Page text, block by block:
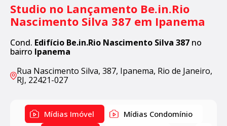
Studio no Lançamento Be.in.Rio
Nascimento Silva 387 em Ipanema
Cond. Edifício Be.in.Rio Nascimento Silva 387 no
bairro Ipanema
Rua Nascimento Silva, 387, Ipanema, Rio de Janeiro,
RJ, 22421-027
Mídias Imóvel
Mídias Condomínio